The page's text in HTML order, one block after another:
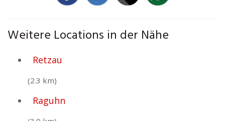
Weitere Locations in der Nähe
Retzau
(2.3 km)
Raguhn